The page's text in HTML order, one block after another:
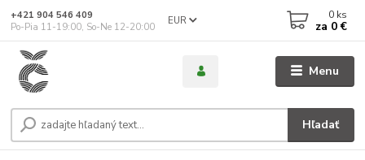
Menu
EUR
Hľadať
+421 904 546 409
Po-Pia 11-19:00, So-Ne 12-20:00
0 ks
za 0 €